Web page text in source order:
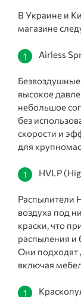
В Украине и
магазине
Airless
высокое
небольшое
без
скорости и
для
HVLP
Распылители
воздуха под
краски, что
распыления и
Они подходят
включая